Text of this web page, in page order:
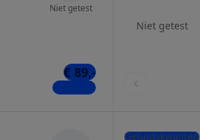
Niet getest
€ 89,-
4 winkels
Niet getest
Geluidskwaliteit